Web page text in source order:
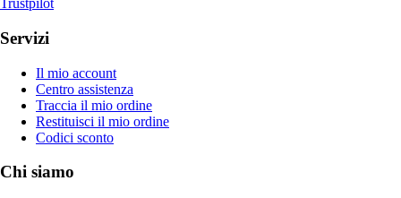
Trustpilot
Servizi
Il mio account
Centro assistenza
Traccia il mio ordine
Restituisci il mio ordine
Codici sconto
Chi siamo